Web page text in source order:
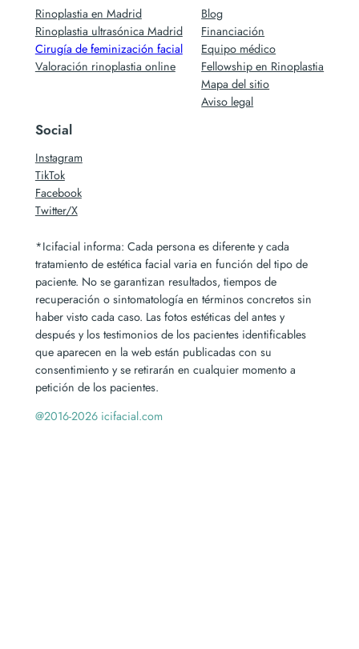
Rinoplastia en Madrid
Rinoplastia ultrasónica Madrid
Cirugía de feminización facial
Valoración rinoplastia online
Blog
Financiación
Equipo médico
Fellowship en Rinoplastia
Mapa del sitio
Aviso legal
Social
Instagram
TikTok
Facebook
Twitter/X
*Icifacial informa: Cada persona es diferente y cada
tratamiento de estética facial varia en función del tipo de
paciente. No se garantizan resultados, tiempos de
recuperación o sintomatología en términos concretos sin
haber visto cada caso. Las fotos estéticas del antes y
después y los testimonios de los pacientes identificables
que aparecen en la web están publicadas con su
consentimiento y se retirarán en cualquier momento a
petición de los pacientes.
@2016-2026 icifacial.com